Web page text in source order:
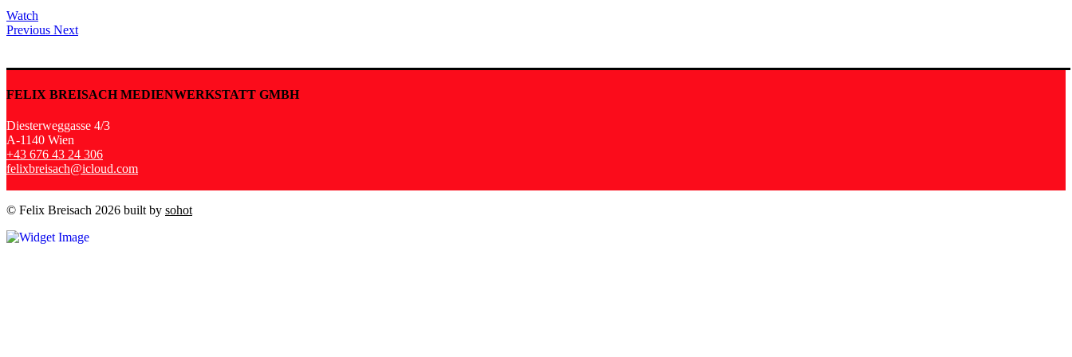
Watch
Previous Next
FELIX BREISACH MEDIENWERKSTATT GMBH
Diesterweggasse 4/3
A-1140 Wien
+43 676 43 24 306
felixbreisach@icloud.com
© Felix Breisach 2026 built by sohot